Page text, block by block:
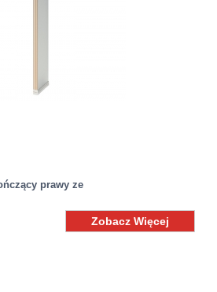
prawy ze
Zobacz Więcej